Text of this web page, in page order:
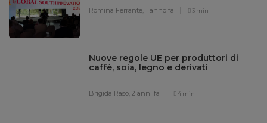
Romina Ferrante,1 anno fa 3 min
Nuove regole UE per produttori di
caffè, soia, legno e derivati
Brigida Raso,2 anni fa 4 min